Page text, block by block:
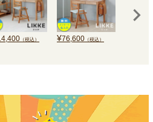
（税込） ¥76,600 （税込）